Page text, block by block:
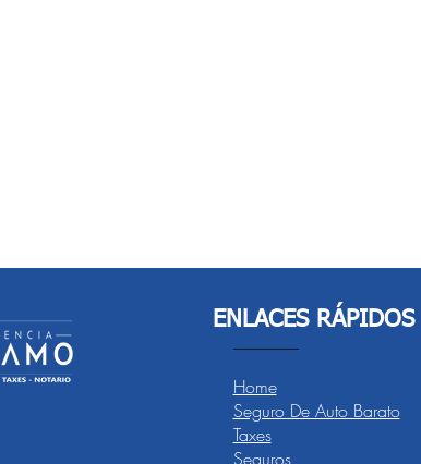
ENLACES RÁPIDOS
Home
Seguro De Auto Barato
Taxes
Seguros